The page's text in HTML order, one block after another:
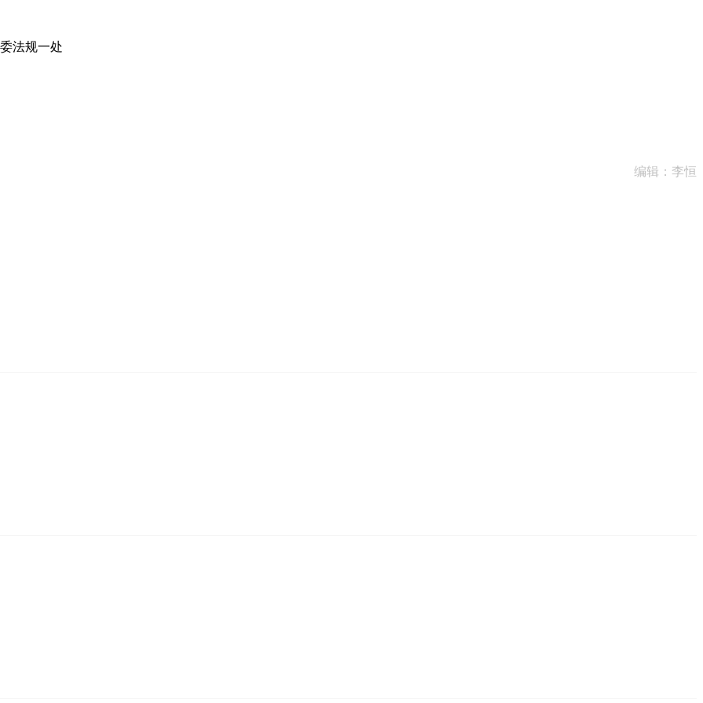
法规一处
编辑：李恒